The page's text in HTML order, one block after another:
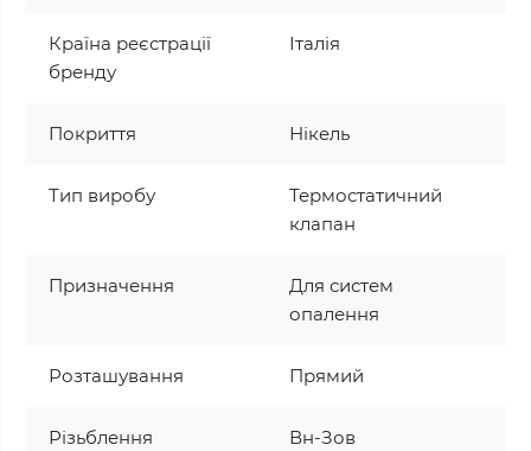
Країна реєстрації
бренду
Італія
Покриття Нікель
Тип виробу
Термостатичний
клапан
Призначення
Для систем
опалення
Розташування Прямий
Різьблення Вн-Зов